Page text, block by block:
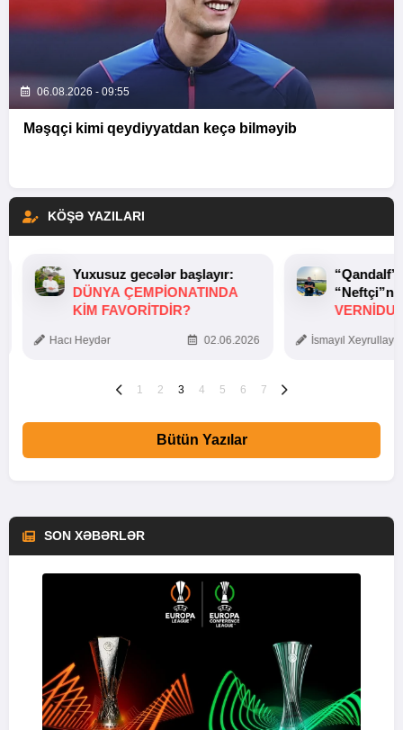
06.08.2026 - 09:55
Məşqçi kimi qeydiyyatdan keçə bilməyib
KÖŞƏ YAZILARI
Yuxusuz gecələr başlayır:
DÜNYA ÇEMPIONATINDA
KIM FAVORITDIR?
Hacı Heydər 02.06.2026 İsmayıl
1 2 3 4 5 6 7
Bütün Yazılar
SON XƏBƏRLƏR